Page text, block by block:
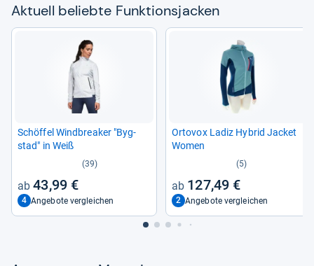
Aktu­ell beliebte Funk­ti­ons­ja­cken
Schöf­fel Wind­brea­ker "Byg­
stad" in Weiß
(39)
43,99 €
4 Angebote vergleichen
Orto­vox Ladiz Hybrid Jacket
Women
(5)
127,49 €
2 Angebote vergleichen